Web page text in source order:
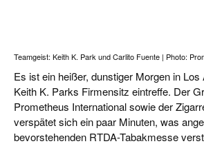
Teamgeist: Keith K. Park und Carlito Fuente | Photo:
Es ist ein heißer, dunstiger Morgen in
Keith K. Parks Firmensitz eintreffe. Der
Prometheus International sowie der
verspätet sich ein paar Minuten, was
bevorstehenden RTDA-Tabakmesse